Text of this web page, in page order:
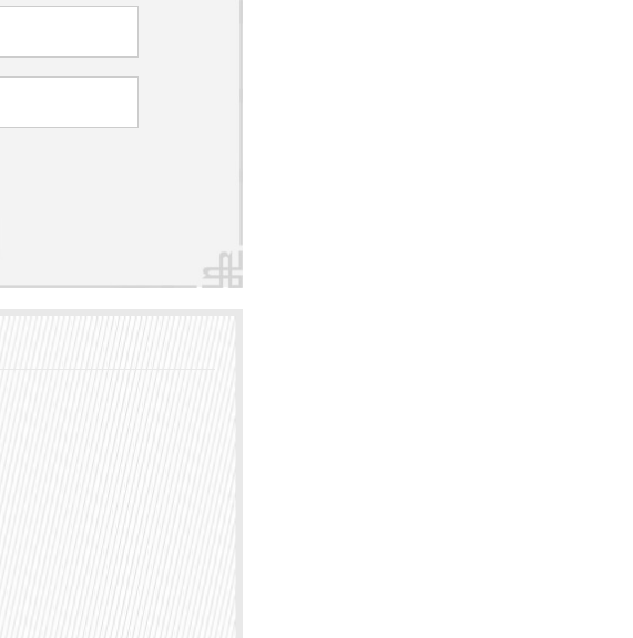
院开通了预约
话或微信公众
在就医高峰期
病医院提供以
准备好自己的病
等。同时，推
地了解皮肤病
往挂号处进行挂